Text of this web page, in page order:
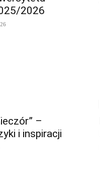
2026
–
i inspiracji